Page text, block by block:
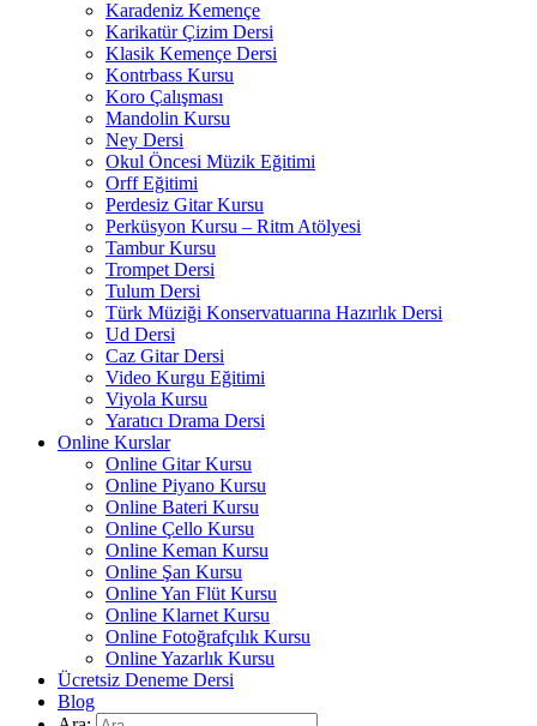
Karadeniz Kemençe
Karikatür Çizim Dersi
Klasik Kemençe Dersi
Kontrbass Kursu
Koro Çalışması
Mandolin Kursu
Ney Dersi
Okul Öncesi Müzik Eğitimi
Orff Eğitimi
Perdesiz Gitar Kursu
Perküsyon Kursu – Ritm Atölyesi
Tambur Kursu
Trompet Dersi
Tulum Dersi
Türk Müziği Konservatuarına Hazırlık Dersi
Ud Dersi
Caz Gitar Dersi
Video Kurgu Eğitimi
Viyola Kursu
Yaratıcı Drama Dersi
Online Kurslar
Online Gitar Kursu
Online Piyano Kursu
Online Bateri Kursu
Online Çello Kursu
Online Keman Kursu
Online Şan Kursu
Online Yan Flüt Kursu
Online Klarnet Kursu
Online Fotoğrafçılık Kursu
Online Yazarlık Kursu
Ücretsiz Deneme Dersi
Blog